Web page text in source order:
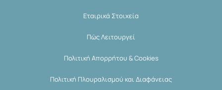
Εταιρικά Στοιχεία
Πώς Λειτουργεί
Πολιτική Απορρήτου & Cookies
Πολιτική Πλουραλισμού και Διαφάνειας